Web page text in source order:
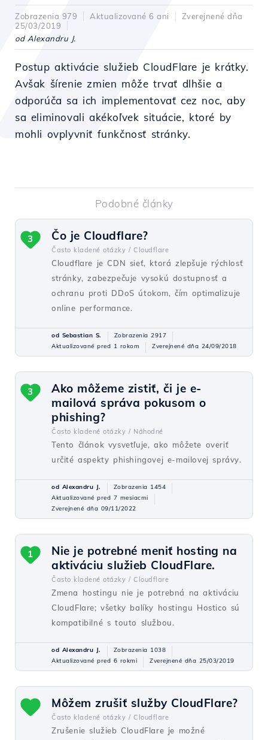
Zobrazenia 979 Aktualizované 6 ani
Zverejnené dňa
25/03/2019
od Alexandru J.
Postup aktivácie služieb CloudFlare je krátky.
Avšak šírenie zmien môže trvať dlhšie a
odporúča sa ich implementovať cez noc, aby
sa eliminovali akékoľvek situácie, ktoré by
mohli ovplyvniť funkčnosť stránky.
Podobné články
Čo je Cloudflare?
Často kladené otázky / Cloudflare
Cloudflare je CDN sieť, ktorá zlepšuje rýchlosť
stránky, zabezpečuje vysokú dostupnosť a
ochranu proti DDoS útokom, čím optimalizuje
online performance.
3
od Sebastian S.
Zobrazenia 2917
Aktualizované pred 1 rokom
Zverejnené dňa 24/09/2018
Ako môžeme zistiť, či je e-
mailová správa pokusom o
phishing?
Často kladené otázky / Náhodné
Tento článok vysvetľuje, ako môžete overiť
určité aspekty phishingovej e-mailovej správy.
3
od Alexandru J.
Zobrazenia 1454
Aktualizované pred 7 mesiacmi
Zverejnené dňa 09/11/2022
Nie je potrebné meniť hosting na
aktiváciu služieb CloudFlare.
Často kladené otázky / Cloudflare
Zmena hostingu nie je potrebná na aktiváciu
CloudFlare; všetky balíky hostingu Hostico sú
kompatibilné s touto službou.
1
od Alexandru J.
Zobrazenia 1038
Aktualizované pred 6 rokmi
Zverejnené dňa 25/03/2019
Môžem zrušiť služby CloudFlare?
Často kladené otázky / Cloudflare
Zrušenie služieb CloudFlare je možné